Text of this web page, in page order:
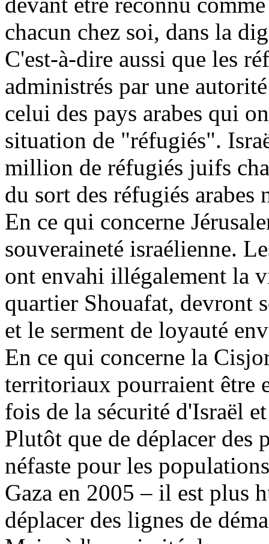
chacun chez soi, dans la
C'est-à-dire aussi que les
administrés par une
celui des pays arabes qui
situation de "réfugiés".
million de réfugiés juifs
du sort des réfugiés arabes
En ce qui concerne
souveraineté israélienne.
ont envahi illégalement la
quartier Shouafat, devront
et le serment de loyauté
En ce qui concerne la
territoriaux pourraient être
fois de la sécurité d'Israël
Plutôt que de déplacer des
néfaste pour les
Gaza en 2005 – il est plus
déplacer des lignes de